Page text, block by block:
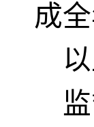
成